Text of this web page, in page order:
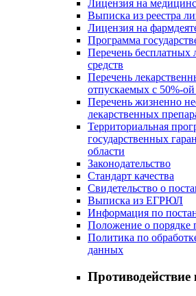
Лицензия на
Выписка из реестра
Лицензия на
Программа
Перечень бесплатных
средств
Перечень
отпускаемых с 50%-
Перечень жизненно
лекарственных
Территориальная
государственных
области
Законодательство
Стандарт качества
Свидетельство о
Выписка из ЕГРЮЛ
Информация по
Положение о порядке
Политика по
данных